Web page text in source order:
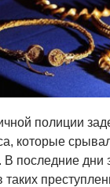
полиции
которые
В последние